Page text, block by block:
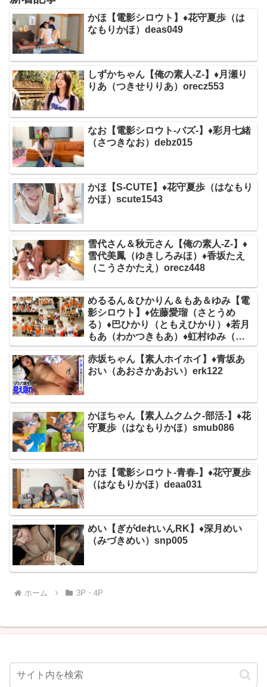
かほ【電影シロウト】♦花守夏歩（は
なもりかほ）deas049
しずかちゃん【俺の素人-Z-】♦月瀬り
りあ（つきせりりあ）orecz553
なお【電影シロウト-バズ-】♦彩月七緒
（さつきなお）debz015
かほ【S-CUTE】♦花守夏歩（はなもり
かほ）scute1543
雪代さん＆秋元さん【俺の素人-Z-】♦
雪代美鳳（ゆきしろみほ）♦香坂たえ
（こうさかたえ）orecz448
めるるん＆ひかりん＆もあ＆ゆみ【電
影シロウト】♦佐藤愛瑠（さとうめ
る）♦巴ひかり（ともえひかり）♦若月
もあ（わかつきもあ）♦虹村ゆみ（に
じむらゆみ）deas047
赤坂ちゃん【素人ホイホイ】♦青坂あ
おい（あおさかあおい）erk122
かほちゃん【素人ムクムク-部活-】♦花
守夏歩（はなもりかほ）smub086
かほ【電影シロウト-青春-】♦花守夏歩
（はなもりかほ）deaa031
めい【ぎがdeれいんRK】♦深月めい
（みづきめい）snp005
ホーム 3P・4P